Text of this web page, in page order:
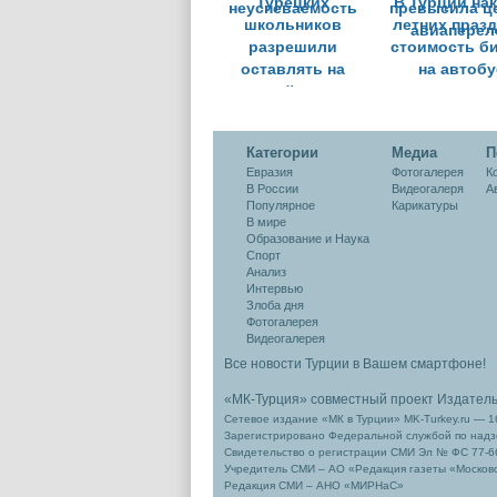
школьников
разрешили
оставлять на
второй год за
летних
стоимость
на
Категории
Евразия
В России
Популярное
В мире
Образование и Наука
Спорт
Анализ
Интервью
Злоба дня
Фотогалерея
Видеогалерея
Медиа
Фотогалерея
Видеогалеря
Карикатуры
Все новости Турции в Вашем смартфоне!
«МК-Турция» совместный проект
Сетевое издание «МК в Турции» MK-Turkey.ru —
Зарегистрировано Федеральной службой по
Свидетельство о регистрации СМИ Эл № ФС 77-
Учредитель СМИ – АО «Редакция газеты
Редакция СМИ – АНО «МИРНаС»